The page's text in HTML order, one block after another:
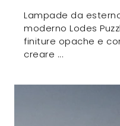
Lampade da
moderno Lodes
finiture opache e
creare ...